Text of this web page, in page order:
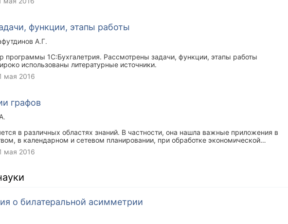
функции, этапы работы
А.Г.
программы 1С:Бухгалетрия. Рассмотрены задачи, функции, этапы работы
использованы литературные источники.
мая 2016
графов
в различных областях знаний. В частности, она нашла важные приложения в
в календарном и сетевом планировании, при обработке экономической
– познакомить читателей с моделями и методами принятия оптимальных решений,
навыки в решении задач управления.
мая 2016
о билатеральной асимметрии